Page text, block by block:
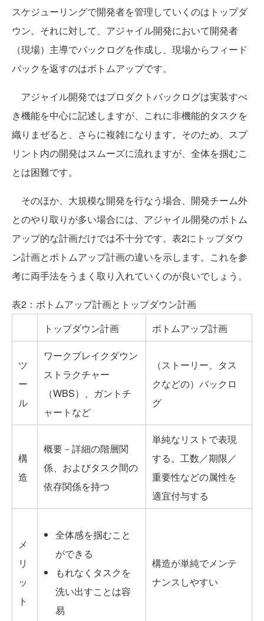
スケジューリングで開発者を管理していくのはトップダ
ウン。それに対して、アジャイル開発において開発者
（現場）主導でバックログを作成し、現場からフィード
バックを返すのはボトムアップです。
アジャイル開発ではプロダクトバックログは実装すべ
き機能を中心に記述しますが、これに非機能的タスクを
織りまぜると、さらに複雑になります。そのため、スプ
リント内の開発はスムーズに流れますが、全体を掴むこ
とは困難です。
そのほか、大規模な開発を行なう場合、開発チーム外
とのやり取りが多い場合には、アジャイル開発のボトム
アップ的な計画だけでは不十分です。表2にトップダウ
ン計画とボトムアップ計画の違いを示します。これを参
考に両手法をうまく取り入れていくのが良いでしょう。
表2：ボトムアップ計画とトップダウン計画
トップダウン計画
ボトムアップ計画
ツ
ー
ル
ワークブレイクダウン
ストラクチャー
（WBS）、ガントチ
ャートなど
（ストーリー、タス
クなどの）バックロ
グ
構
造
概要－詳細の階層関
係、およびタスク間の
依存関係を持つ
単純なリストで表現
する。工数／期限／
重要性などの属性を
適宜付与する
メ
リ
ッ
ト
全体感を掴むこと
ができる
もれなくタスクを
洗い出すことは容
易
構造が単純でメンテ
ナンスしやすい